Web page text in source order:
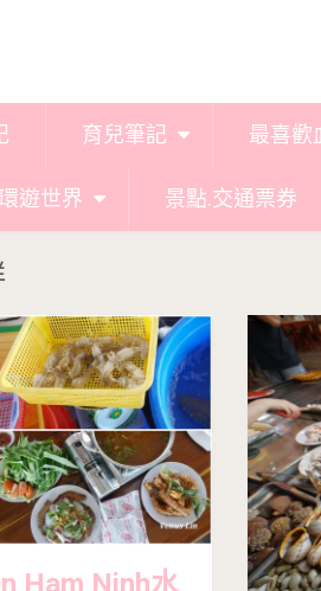
育兒筆記 最喜歡
環遊世界 景點.交通票券
Ham Ninh水